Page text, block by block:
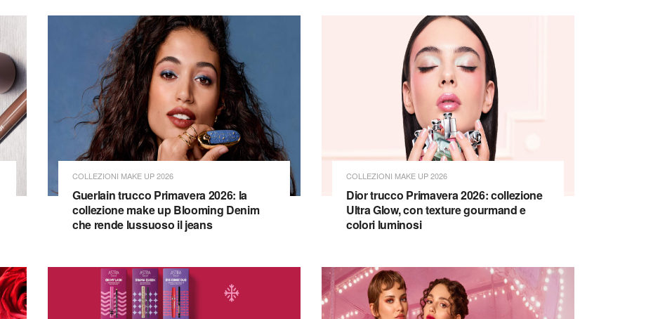
COLLEZIONI MAKE UP 2026
Guerlain trucco Primavera 2026: la
collezione make up Blooming Denim
che rende lussuoso il jeans
COLLEZIONI MAKE UP 2026
Dior trucco Primavera 2026: collezione
Ultra Glow, con texture gourmand e
colori luminosi